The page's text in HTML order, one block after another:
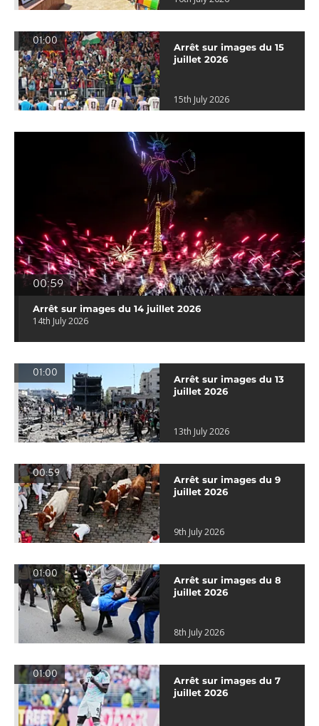
01:00
Arrêt sur images du 15
juillet 2026
15th July 2026
00:59
Arrêt sur images du 14 juillet 2026
14th July 2026
01:00
Arrêt sur images du 13
juillet 2026
13th July 2026
00:59
Arrêt sur images du 9
juillet 2026
9th July 2026
01:00
Arrêt sur images du 8
juillet 2026
8th July 2026
01:00
Arrêt sur images du 7
juillet 2026